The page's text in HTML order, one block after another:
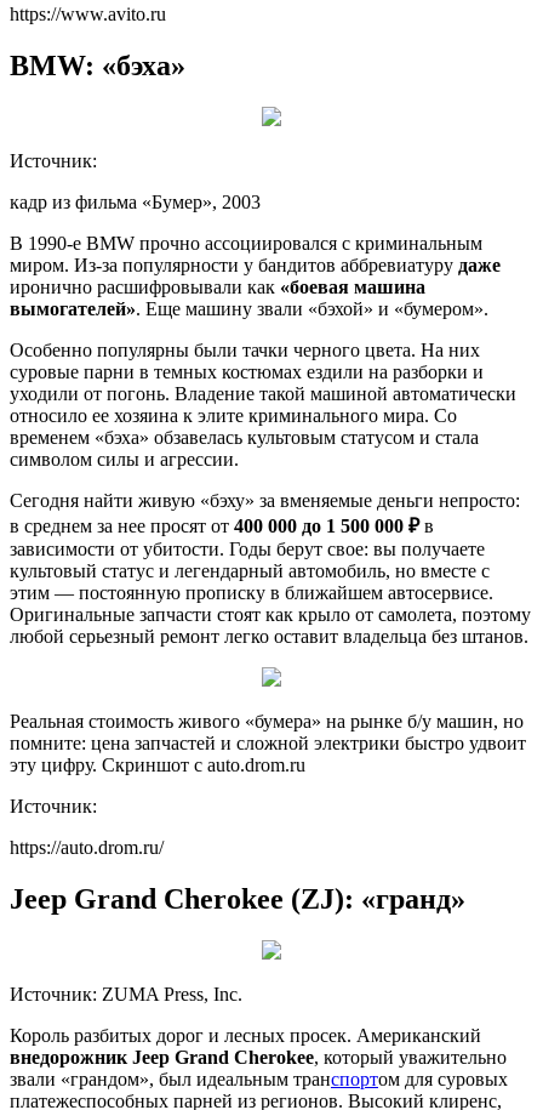
https://www.avito.ru
BMW: «бэха»
Источник:
кадр из фильма «Бумер», 2003
В 1990-е BMW прочно ассоциировался с криминальным
миром. Из-за популярности у бандитов аббревиатуру даже
иронично расшифровывали как «боевая машина
вымогателей». Еще машину звали «бэхой» и «бумером».
Особенно популярны были тачки черного цвета. На них
суровые парни в темных костюмах ездили на разборки и
уходили от погонь. Владение такой машиной автоматически
относило ее хозяина к элите криминального мира. Со
временем «бэха» обзавелась культовым статусом и стала
символом силы и агрессии.
Сегодня найти живую «бэху» за вменяемые деньги непросто:
в среднем за нее просят от 400 000 до 1 500 000 ₽в
зависимости от убитости. Годы берут свое: вы получаете
культовый статус и легендарный автомобиль, но вместе с
этим — постоянную прописку в ближайшем автосервисе.
Оригинальные запчасти стоят как крыло от самолета, поэтому
любой серьезный ремонт легко оставит владельца без штанов.
Реальная стоимость живого «бумера» на рынке б/у машин, но
помните: цена запчастей и сложной электрики быстро удвоит
эту цифру. Скриншот с auto.drom.ru
Источник:
https://auto.drom.ru/
Jeep Grand Cherokee (ZJ): «гранд»
Источник: ZUMA Press, Inc.
Король разбитых дорог и лесных просек. Американский
внедорожник Jeep Grand Cherokee, который уважительно
звали «грандом», был идеальным транспортом для суровых
платежеспособных парней из регионов. Высокий клиренс,